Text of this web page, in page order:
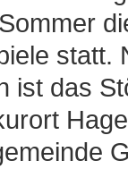
statt.
ist das